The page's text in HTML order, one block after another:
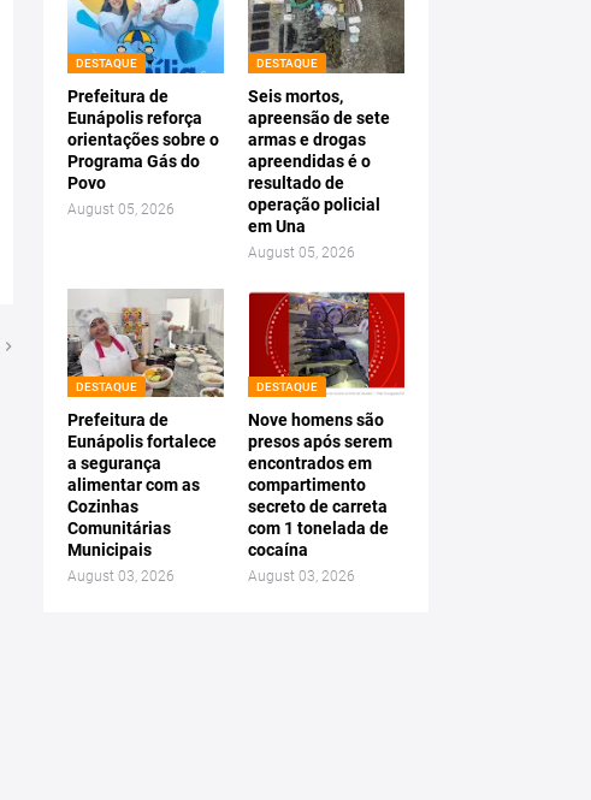
DESTAQUE
Prefeitura de
Eunápolis reforça
orientações sobre o
Programa Gás do
Povo
August 05, 2026
DESTAQUE
Seis mortos,
apreensão de sete
armas e drogas
apreendidas é o
resultado de
operação policial
em Una
August 05, 2026
DESTAQUE
Prefeitura de
Eunápolis fortalece
a segurança
alimentar com as
Cozinhas
Comunitárias
Municipais
August 03, 2026
DESTAQUE
Nove homens são
presos após serem
encontrados em
compartimento
secreto de carreta
com 1 tonelada de
cocaína
August 03, 2026